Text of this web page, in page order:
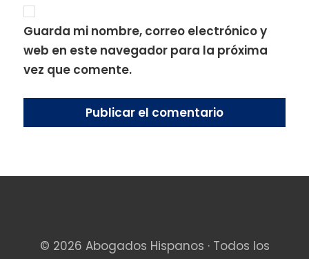
Guarda mi nombre, correo electrónico y
web en este navegador para la próxima
vez que comente.
© 2026 Abogados Hispanos · Todos los